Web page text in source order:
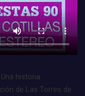
historia
de Las Torres de